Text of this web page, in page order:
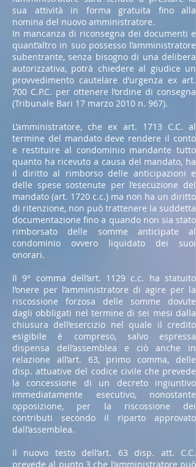
sua attività in forma gratuita fino alla
nomina del nuovo amministratore.
In mancanza di riconsegna dei documenti e
quant’altro in suo possesso l’amministratore
subentrante, senza bisogno di una delibera
autorizzativa, potrà chiedere al giudice un
provvedimento cautelare d’urgenza ex art.
700 C.P.C. per ottenere l’ordine di consegna
(Tribunale Bari 17 marzo 2010 n. 967).
L’amministratore, che ex art. 1713 C.C. al
termine del mandato deve rendere il conto
e restituire al condominio mandante tutto
quanto ha ricevuto a causa del mandato, ha
il diritto al rimborso delle anticipazioni e
delle spese sostenute per l’esecuzione del
mandato (art. 1720 c.c.) ma non ha un diritto
di ritenzione, non può trattenere la suddetta
documentazione fino a quando non sia stato
rimborsato delle somme anticipate al
condominio ovvero liquidato dei suoi
onorari.
Il 9° comma dell’art. 1129 c.c. ha statuito
l’onere per l’amministratore di agire per la
riscossione forzosa delle somme dovute
dagli obbligati nel termine di sei mesi dalla
chiusura dell’esercizio nel quale il credito
esigibile è compreso, salvo espressa
dispensa dell’assemblea e ciò anche in
relazione all’art. 63, primo comma, delle
disp. attuative del codice civile che prevede
la concessione di un decreto ingiuntivo
immediatamente esecutivo, nonostante
opposizione, per la riscossione dei
contributi secondo il riparto approvato
dall’assemblea.
Il nuovo testo dell’art. 63 disp. att. C.C.
prevede al punto 3 che l’amministratore può